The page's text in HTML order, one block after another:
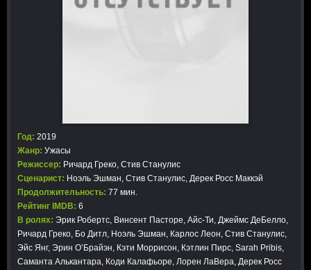
Год: 2019
Жанр: Ужасы
Режиссер: Ричард Греко, Стив Станулис
Сценарист: Ноэль Эшман, Стив Станулис, Дерек Росс Маккэй
Продолжительность: 77 мин.
Рейтинг IMDB: 6
В ролях: Эрик Робертс, Винсент Пасторе, Айс-Ти, Джеймс ДеБелло,
Ричард Греко, Бо Дитл, Ноэль Эшман, Карлос Леон, Стив Станулис,
Эйс Янг, Эрин О’Брайэн, Кэти Моррисон, Кэтлин Пирс, Sarah Pribis,
Саманта Алькантара, Коди Калафьоре, Лорен ЛаВера, Дерек Росс